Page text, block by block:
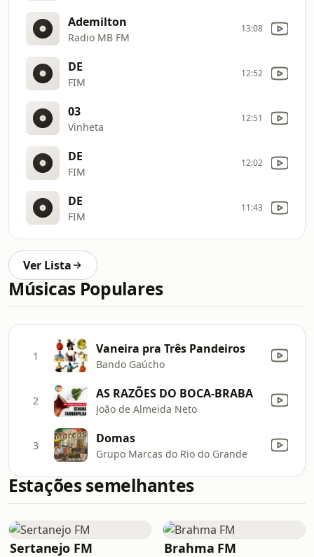
Ademilton
Radio MB FM
13:08
DE
FIM
12:52
03
Vinheta
12:51
DE
FIM
12:02
DE
FIM
11:43
Ver Lista
Músicas Populares
1 Vaneira pra Três Pandeiros
Bando Gaúcho
2 AS RAZÕES DO BOCA-BRABA
João de Almeida Neto
3 Domas
Grupo Marcas do Rio do Grande
Estações semelhantes
Sertanejo FM Brahma FM